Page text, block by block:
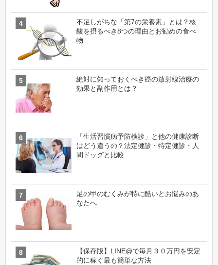
不足しがちな「第7の栄養素」とは？核
酸を摂るべき8つの理由とお勧めの食べ
物
絶対に知っておくべき癌の放射線治療の
効果と副作用とは？
「生活習慣病予防検診」と他の健康診断
はどう違うの？法定健診・特定健診・人
間ドッグと比較
足の甲のむくみが特に酷いとお悩みのあ
なたへ
【保存版】LINE@で毎月３０万円を安定
的に稼ぐ最も簡単な方法